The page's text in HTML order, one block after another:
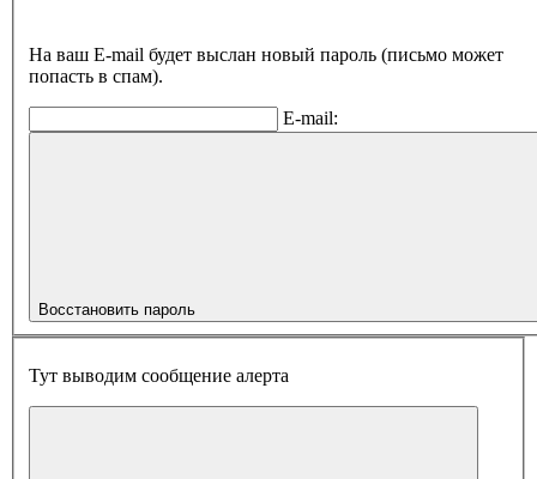
На ваш E-mail будет выслан новый пароль (письмо может
попасть в спам).
E-mail:
Восстановить пароль
Тут выводим сообщение алерта